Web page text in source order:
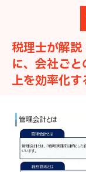
税理士が解
に、会社ご
上を効率化す